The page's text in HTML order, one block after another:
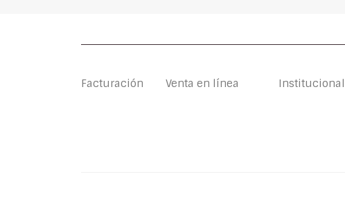
Facturación Venta en línea Institucional